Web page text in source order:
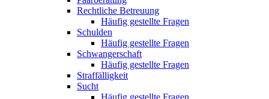
Rechtliche Betreuung
Häufig gestellte Fragen
Schulden
Häufig gestellte Fragen
Schwangerschaft
Häufig gestellte Fragen
Straffälligkeit
Sucht